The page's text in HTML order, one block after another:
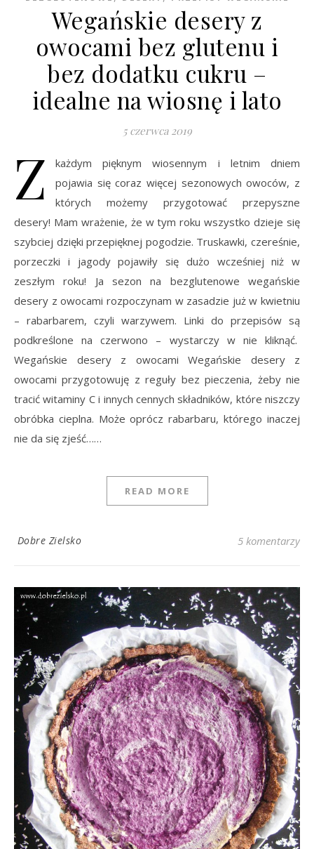
Wegańskie desery z
owocami bez glutenu i
bez dodatku cukru –
idealne na wiosnę i lato
5 czerwca 2019
Z
każdym pięknym wiosennym i letnim dniem
pojawia się coraz więcej sezonowych owoców, z
których możemy przygotować przepyszne
desery! Mam wrażenie, że w tym roku wszystko dzieje się
szybciej dzięki przepięknej pogodzie. Truskawki, czereśnie,
porzeczki i jagody pojawiły się dużo wcześniej niż w
zeszłym roku! Ja sezon na bezglutenowe wegańskie
desery z owocami rozpoczynam w zasadzie już w kwietniu
– rabarbarem, czyli warzywem. Linki do przepisów są
podkreślone na czerwono – wystarczy w nie kliknąć.
Wegańskie desery z owocami Wegańskie desery z
owocami przygotowuję z reguły bez pieczenia, żeby nie
tracić witaminy C i innych cennych składników, które niszczy
obróbka cieplna. Może oprócz rabarbaru, którego inaczej
nie da się zjeść……
READ MORE
Dobre Zielsko 5 komentarzy